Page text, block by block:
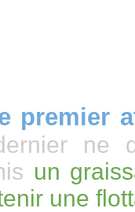
premier
ne
un
une